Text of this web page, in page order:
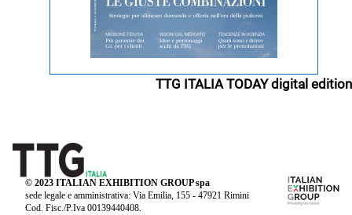
TTG ITALIA TODAY digital edition
© 2023 ITALIAN EXHIBITION GROUP spa
sede legale e amministrativa: Via Emilia, 155 - 47921 Rimini
Cod. Fisc./P.Iva 00139440408.